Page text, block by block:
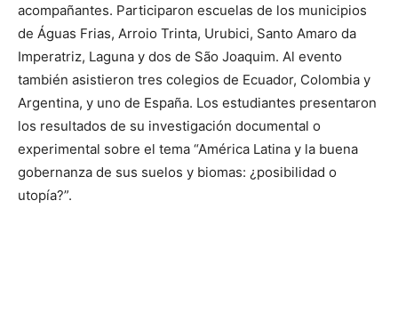
acompañantes. Participaron escuelas de los municipios
de Águas Frias, Arroio Trinta, Urubici, Santo Amaro da
Imperatriz, Laguna y dos de São Joaquim. Al evento
también asistieron tres colegios de Ecuador, Colombia y
Argentina, y uno de España. Los estudiantes presentaron
los resultados de su investigación documental o
experimental sobre el tema “América Latina y la buena
gobernanza de sus suelos y biomas: ¿posibilidad o
utopía?”.